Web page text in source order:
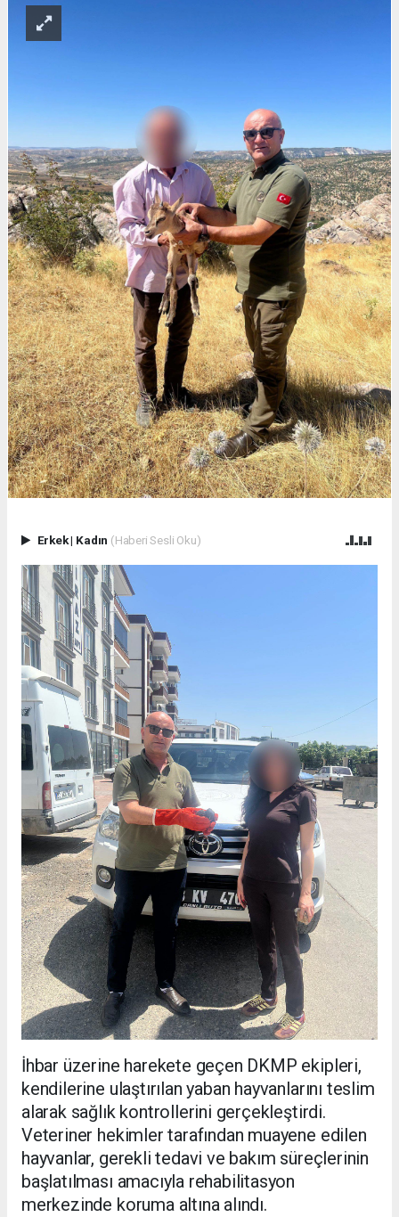
Erkek| Kadın (Haberi Sesli Oku)
İhbar üzerine harekete geçen DKMP ekipleri,
kendilerine ulaştırılan yaban hayvanlarını teslim
alarak sağlık kontrollerini gerçekleştirdi.
Veteriner hekimler tarafından muayene edilen
hayvanlar, gerekli tedavi ve bakım süreçlerinin
başlatılması amacıyla rehabilitasyon
merkezinde koruma altına alındı.